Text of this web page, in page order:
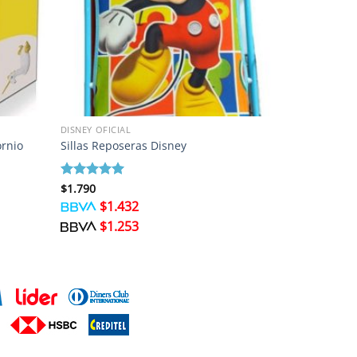
DISNEY OFICIAL
Sillas Reposeras Disney
Valorado
con 5de 5
$1.790
$1.432
$1.253